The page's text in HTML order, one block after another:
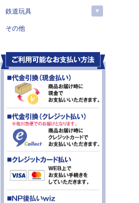
鉄道玩具
その他